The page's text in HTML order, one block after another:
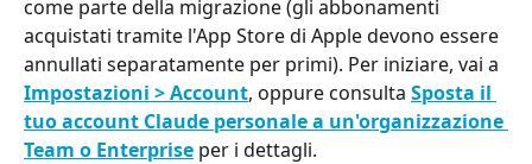
come parte della migrazione (gli abbonamenti
acquistati tramite l'App Store di Apple devono essere
annullati separatamente per primi). Per iniziare, vai a
Impostazioni > Account, oppure consulta Sposta il
tuo account Claude personale a un'organizzazione
Team o Enterprise per i dettagli.